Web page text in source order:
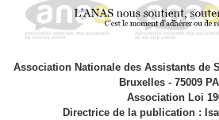
Association Nationale des Assistants de
Bruxelles - 75009
Association Loi
Directrice de la publication :